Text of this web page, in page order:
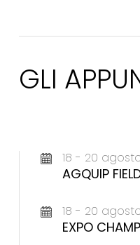
GLI
18 - 20
AGQUIP
18 - 20
EXPO